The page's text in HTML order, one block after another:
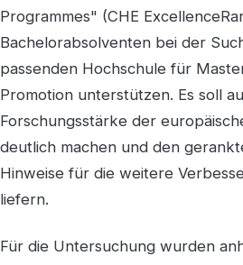
Programmes" (CHE
Bachelorabsolventen bei der
passenden Hochschule für
Promotion unterstützen. Es soll
Forschungsstärke der
deutlich machen und den
Hinweise für die weitere
liefern.
Für die Untersuchung wurden